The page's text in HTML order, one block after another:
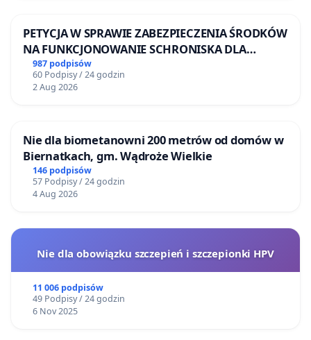
PETYCJA W SPRAWIE ZABEZPIECZENIA ŚRODKÓW
NA FUNKCJONOWANIE SCHRONISKA DLA
BEZDOMNYCH ZWIERZĄT W SKARYSZEWIE
987 podpisów
60 Podpisy / 24 godzin
2 Aug 2026
Nie dla biometanowni 200 metrów od domów w
Biernatkach, gm. Wądroże Wielkie
146 podpisów
57 Podpisy / 24 godzin
4 Aug 2026
Nie dla obowiązku szczepień i szczepionki HPV
11 006 podpisów
49 Podpisy / 24 godzin
6 Nov 2025